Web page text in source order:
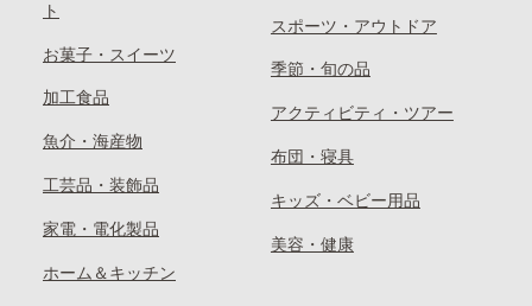
ト
お菓子・スイーツ
加工食品
魚介・海産物
工芸品・装飾品
家電・電化製品
ホーム＆キッチン
スポーツ・アウトドア
季節・旬の品
アクティビティ・ツアー
布団・寝具
キッズ・ベビー用品
美容・健康